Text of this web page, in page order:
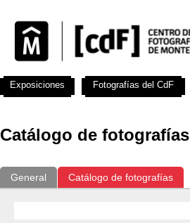
Catálogo de fotografías
General Catálogo de fotografías
Exposiciones Fotografías del CdF